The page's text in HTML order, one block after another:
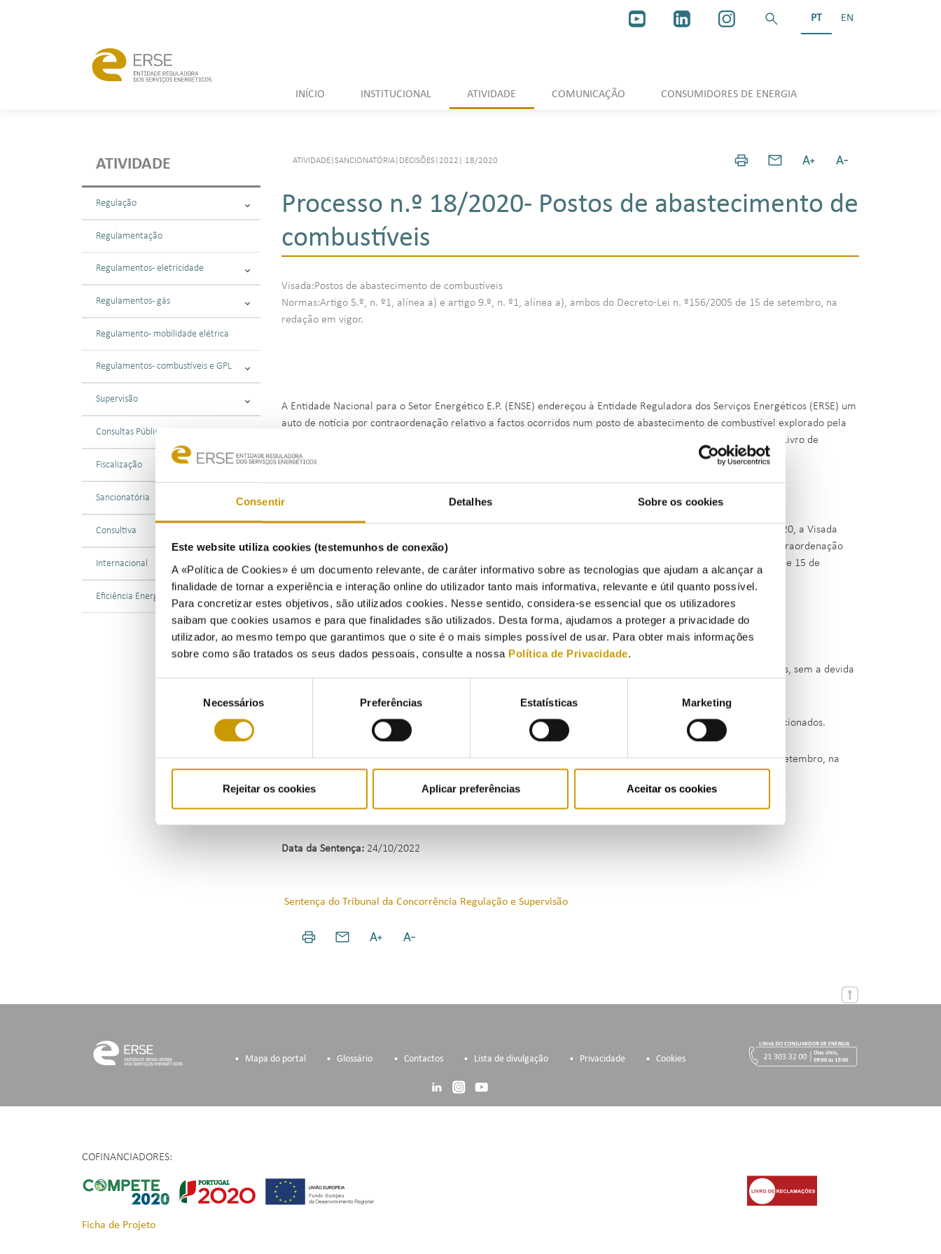
Consentir Detalhes Sobre os cookies
Este website utiliza cookies (testemunhos de conexão)
A «Política de Cookies» é um documento relevante, de caráter informativo sobre as tecnologias que ajudam a alcançar a
finalidade de tornar a experiência e interação online do utilizador tanto mais informativa, relevante e útil quanto possível.
Para concretizar estes objetivos, são utilizados cookies. Nesse sentido, considera-se essencial que os utilizadores
saibam que cookies usamos e para que finalidades são utilizados. Desta forma, ajudamos a proteger a privacidade do
utilizador, ao mesmo tempo que garantimos que o site é o mais simples possível de usar. Para obter mais informações
sobre como são tratados os seus dados pessoais, consulte a nossa Política de Privacidade.
consentimento
Necessários Preferências Estatísticas Marketing
Rejeitar os cookies Aplicar preferências Aceitar os cookies
PT EN
INÍCIO INSTITUCIONAL ATIVIDADE COMUNICAÇÃO CONSUMIDORES DE ENERGIA
ATIVIDADE
Regulação
Regulamentação
Regulamentos - eletricidade
Regulamentos - gás
Regulamento - mobilidade elétrica
Regulamentos - combustíveis e GPL
Supervisão
Consultas Públicas
Fiscalização
Sancionatória
Consultiva
Internacional
Eficiência Energética
ATIVIDADE SANCIONATÓRIA DECISÕES 2022 18/2020
Processo n.º 18/2020- Postos de abastecimento de
combustíveis
Visada:Postos de abastecimento de combustíveis
Normas:Artigo 5.º, n. º1, alínea a) e artigo 9.º, n. º1, alínea a), ambos do Decreto-Lei n. º156/2005 de 15 de setembro, na
redação em vigor.
A Entidade Nacional para o Setor Energético E.P. (ENSE) endereçou à Entidade Reguladora dos Serviços Energéticos (ERSE) um
auto de notícia por contraordenação relativo a factos ocorridos num posto de abastecimento de combustível explorado pela
Arguida, por não ter sido enviado à ERSE, no prazo legalmente previsto, o original da reclamação exarada no Livro de
Reclamações.
Neste seguimento, e após as devidas diligências, a ERSE condenou, no processo de contraordenação n.º 18/2020, a Visada
numa coima no valor de setecentos e cinquenta euros (€ 750,00) pela prática, a título negligente, de uma contraordenação
prevista e punida pelos artigos 5.º, n. º1, alínea a) e 9.º, n. º1, alínea a), ambos do Decreto-Lei n. º156/2005, de 15 de
setembro, na redação em vigor à data dos factos.
A Visada veio impugnar judicialmente a decisão proferida pela ERSE, alegando a prescrição do procedimento
contraordenacional e, subsidiariamente, a declaração da nulidade da decisão por consideração de factos novos, sem a devida
O recurso foi julgado totalmente improcedente e foi mantida a condenação da Arguida nos termos supramencionados.
Normas:artigo 5.º, n. º1, alínea a) e artigo 9.º, n. º1, alínea a), ambos do Decreto-Lei n. º156/2005 de 15 de setembro, na
Data da Sentença: 24/10/2022
Sentença do Tribunal da Concorrência Regulação e Supervisão
Mapa do portal Glossário Contactos Lista de divulgação Privacidade Cookies
COFINANCIADORES:
Ficha de Projeto